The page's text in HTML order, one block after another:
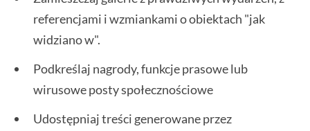
referencjami i wzmiankami o obiektach "jak
widziano w".
Podkreślaj nagrody, funkcje prasowe lub
wirusowe posty społecznościowe
Udostępniaj treści generowane przez